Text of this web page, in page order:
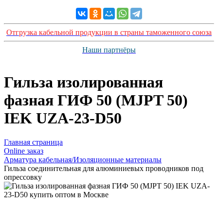
Отгрузка кабельной продукции в страны таможенного союза
Наши партнёры
Гильза изолированная
фазная ГИФ 50 (MJPT 50)
IEK UZA-23-D50
Главная страница
Оnline заказ
Арматура кабельная/Изоляционные материалы
Гильза соединительная для алюминиевых проводников под
опрессовку